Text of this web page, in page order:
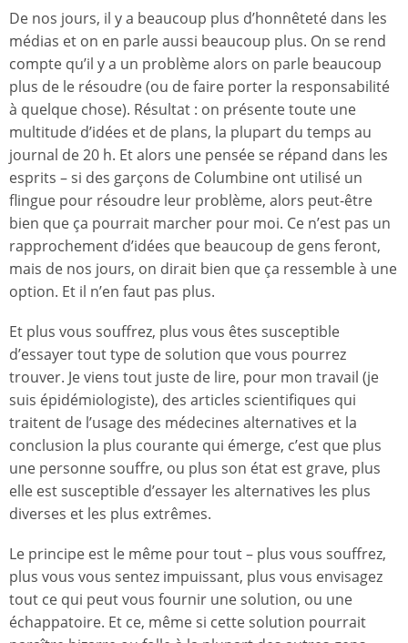
De nos jours, il y a beaucoup plus d’honnêteté dans les
médias et on en parle aussi beaucoup plus. On se rend
compte qu’il y a un problème alors on parle beaucoup
plus de le résoudre (ou de faire porter la responsabilité
à quelque chose). Résultat : on présente toute une
multitude d’idées et de plans, la plupart du temps au
journal de 20 h. Et alors une pensée se répand dans les
esprits – si des garçons de Columbine ont utilisé un
flingue pour résoudre leur problème, alors peut-être
bien que ça pourrait marcher pour moi. Ce n’est pas un
rapprochement d’idées que beaucoup de gens feront,
mais de nos jours, on dirait bien que ça ressemble à une
option. Et il n’en faut pas plus.
Et plus vous souffrez, plus vous êtes susceptible
d’essayer tout type de solution que vous pourrez
trouver. Je viens tout juste de lire, pour mon travail (je
suis épidémiologiste), des articles scientifiques qui
traitent de l’usage des médecines alternatives et la
conclusion la plus courante qui émerge, c’est que plus
une personne souffre, ou plus son état est grave, plus
elle est susceptible d’essayer les alternatives les plus
diverses et les plus extrêmes.
Le principe est le même pour tout – plus vous souffrez,
plus vous vous sentez impuissant, plus vous envisagez
tout ce qui peut vous fournir une solution, ou une
échappatoire. Et ce, même si cette solution pourrait